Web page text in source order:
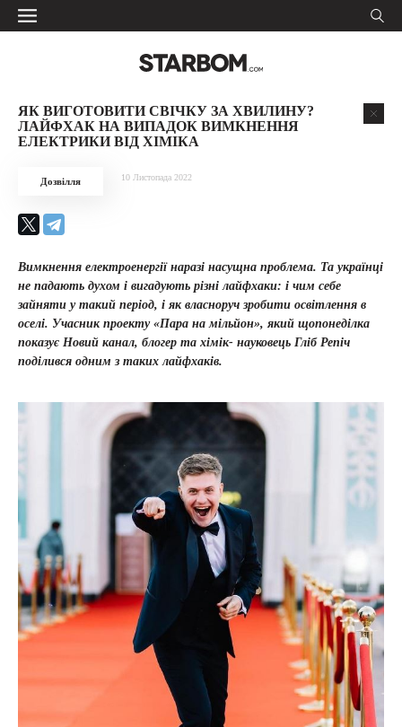
ЯК ВИГОТОВИТИ СВІЧКУ ЗА ХВИЛИНУ?
ЛАЙФХАК НА ВИПАДОК ВИМКНЕННЯ
ЕЛЕКТРИКИ ВІД ХІМІКА
Дозвілля 10 Листопада 2022
Вимкнення електроенергії наразі насущна проблема. Та українці
не падають духом і вигадують різні лайфхаки: і чим себе
зайняти у такий період, і як власноруч зробити освітлення в
оселі. Учасник проекту «Пара на мільйон», який щопонеділка
показує Новий канал, блогер та хімік- науковець Гліб Репіч
поділився одним з таких лайфхаків.